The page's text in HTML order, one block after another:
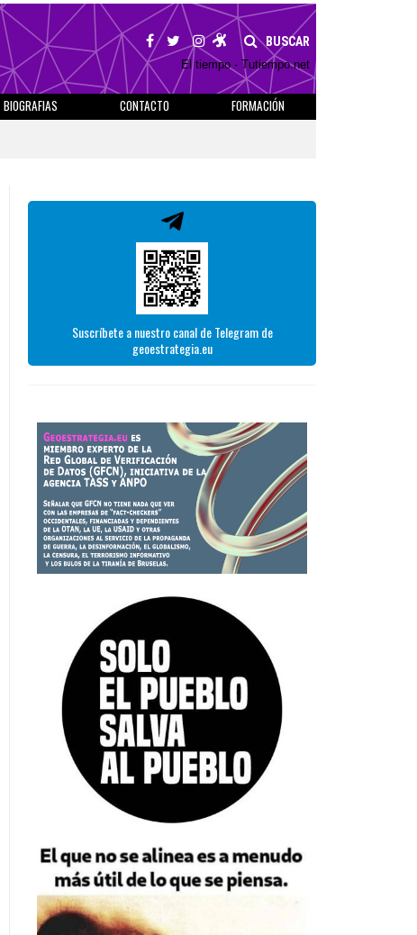
BUSCAR
El tiempo - Tutiempo.net
BIOGRAFIAS CONTACTO
FORMACIÓN
Suscríbete a nuestro canal de Telegram de
geoestrategia.eu